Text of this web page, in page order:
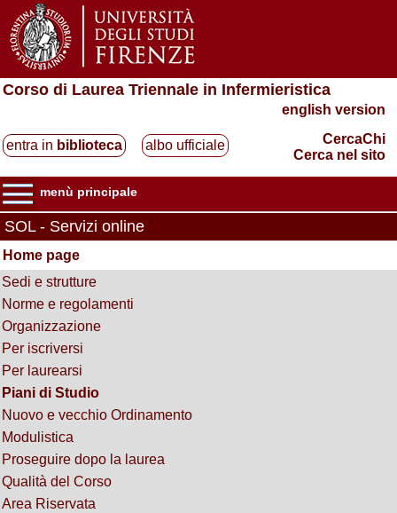
Corso di Laurea Triennale in Infermieristica
english version
entra in biblioteca albo ufficiale
CercaChi
Cerca nel sito
menù principale
SOL - Servizi online
Home page
Sedi e strutture
Norme e regolamenti
Organizzazione
Per iscriversi
Per laurearsi
Piani di Studio
Nuovo e vecchio Ordinamento
Modulistica
Proseguire dopo la laurea
Qualità del Corso
Area Riservata